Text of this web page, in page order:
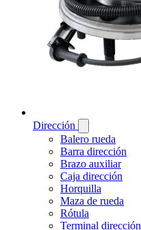
Dirección
Balero rueda
Barra dirección
Brazo auxiliar
Caja dirección
Horquilla
Maza de rueda
Rótula
Terminal dirección